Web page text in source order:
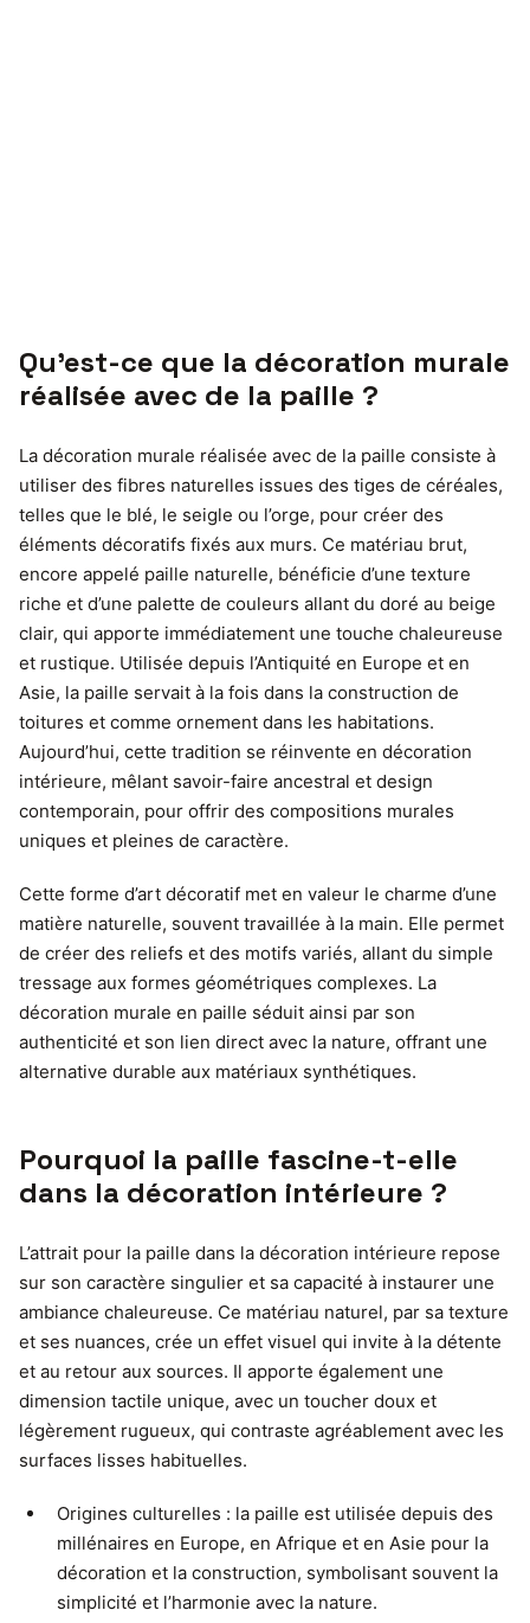
Qu’est-ce que la décoration murale
réalisée avec de la paille ?
La décoration murale réalisée avec de la paille consiste à
utiliser des fibres naturelles issues des tiges de céréales,
telles que le blé, le seigle ou l’orge, pour créer des
éléments décoratifs fixés aux murs. Ce matériau brut,
encore appelé paille naturelle, bénéficie d’une texture
riche et d’une palette de couleurs allant du doré au beige
clair, qui apporte immédiatement une touche chaleureuse
et rustique. Utilisée depuis l’Antiquité en Europe et en
Asie, la paille servait à la fois dans la construction de
toitures et comme ornement dans les habitations.
Aujourd’hui, cette tradition se réinvente en décoration
intérieure, mêlant savoir-faire ancestral et design
contemporain, pour offrir des compositions murales
uniques et pleines de caractère.
Cette forme d’art décoratif met en valeur le charme d’une
matière naturelle, souvent travaillée à la main. Elle permet
de créer des reliefs et des motifs variés, allant du simple
tressage aux formes géométriques complexes. La
décoration murale en paille séduit ainsi par son
authenticité et son lien direct avec la nature, offrant une
alternative durable aux matériaux synthétiques.
Pourquoi la paille fascine-t-elle
dans la décoration intérieure ?
L’attrait pour la paille dans la décoration intérieure repose
sur son caractère singulier et sa capacité à instaurer une
ambiance chaleureuse. Ce matériau naturel, par sa texture
et ses nuances, crée un effet visuel qui invite à la détente
et au retour aux sources. Il apporte également une
dimension tactile unique, avec un toucher doux et
légèrement rugueux, qui contraste agréablement avec les
surfaces lisses habituelles.
Origines culturelles : la paille est utilisée depuis des
millénaires en Europe, en Afrique et en Asie pour la
décoration et la construction, symbolisant souvent la
simplicité et l’harmonie avec la nature.